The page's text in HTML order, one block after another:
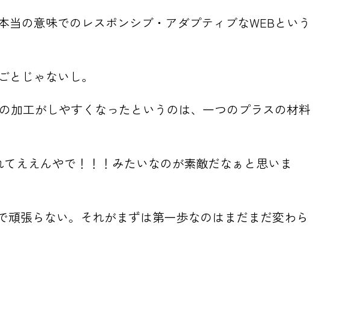
の意味でのレスポンシブ・アダプティブなWEBという
じゃないし。
加工がしやすくなったというのは、一つのプラスの材料
ええんやで！！！みたいなのが素敵だなぁと思いま
張らない。それがまずは第一歩なのはまだまだ変わら